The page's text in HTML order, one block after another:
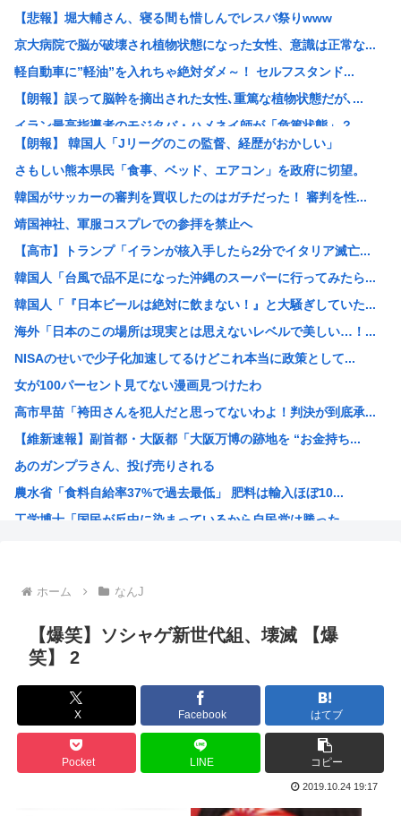
【悲報】堀大輔さん、寝る間も惜しんでレスバ祭りwww
京大病院で脳が破壊され植物状態になった女性、意識は正常な...
軽自動車に”軽油”を入れちゃ絶対ダメ～！ セルフスタンド...
【朗報】誤って脳幹を摘出された女性､重篤な植物状態だが､...
イラン最高指導者のモジタバ・ハメネイ師が「危篤状態」？ ...
新婚だけど好きな人ができたかも知れない
【画像】のんさん(31)のミニスカ生脚姿が意外とエロいと...
【悲報】医師が生鶏肉で車いす生活…ギラン・バレー症候群の...
【悲報】牛丼屋の吉野家さん遂に越えてはいけない壁を越えて...
商業施設でいきなり”ラリアット”面識ない女子中学生の顎を...
SNSで知り合った15歳少女に酒飲ませレ●プした54歳男...
15歳少女に酒と薬飲ませ性的暴行か 54歳のイケメン逮捕
おぎやはぎ嘆く パーカー、ハーフパンツに続きボディーバッ...
総務省「6月の消費支出が激減したのは日曜日が去年より1日...
【衝撃】マツコ、バスタオルを「まあ、1週間…」使うと告白
【悲報】ワンピースの原作者、尾田栄一郎先生51歳「あ、切...
【悲報】韓国サッカー協会に性接待疑惑、「Jリーグの審判を...
【朗報】甲子園のカメラマン、チアのナマ腋を舐めるように映...
【画像】最新ドラマで吉川愛が縛られるシーン、クッソシコい...
【朗報】 韓国人「Jリーグのこの監督、経歴がおかしい」
さもしい熊本県民「食事、ベッド、エアコン」を政府に切望。
韓国がサッカーの審判を買収したのはガチだった！ 審判を性...
靖国神社、軍服コスプレでの参拝を禁止へ
【高市】トランプ「イランが核入手したら2分でイタリア滅亡...
韓国人「台風で品不足になった沖縄のスーパーに行ってみたら...
韓国人「『日本ビールは絶対に飲まない！』と大騒ぎしていた...
海外「日本のこの場所は現実とは思えないレベルで美しい…！...
NISAのせいで少子化加速してるけどこれ本当に政策として...
女が100パーセント見てない漫画見つけたわ
高市早苗「袴田さんを犯人だと思ってないわよ！判決が到底承...
【維新速報】副首都・大阪都「大阪万博の跡地を “お金持ち...
あのガンプラさん、投げ売りされる
農水省「食料自給率37%で過去最低」 肥料は輸入ほぼ10...
工学博士「国民が反中に染まっているから自民党は勝った
高市早苗さん、相手に発言させない面会が決まるwww
韓国人「台風で品不足になった沖縄のスーパーに行ってみたら...
【画像】ハンターハンターの新能力「ムテキング」、ガチで最...
トランプ、2028年も大統領続投を示唆
ちいかわの映画、見れば見るほど儲かってしまうwww
【衝撃】 韓国人「日本の名門女子校、漫画のままかよ」
国債の利払い費2035年には45兆円に…財務省試算
ホーム なんJ
【爆笑】ソシャゲ新世代組、壊滅 【爆
笑】 2
X Facebook はてブ
Pocket LINE コピー
2019.10.24 19:17